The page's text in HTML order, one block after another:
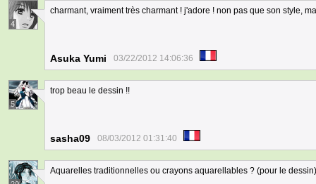
4
charmant, vraiment très charmant ! j'adore ! non pas que son style,
Asuka Yumi 03/22/2012 14:06:36
5
trop beau le dessin !!
sasha09 08/03/2012 01:31:40
Aquarelles traditionnelles ou crayons aquarellables ? (pour le